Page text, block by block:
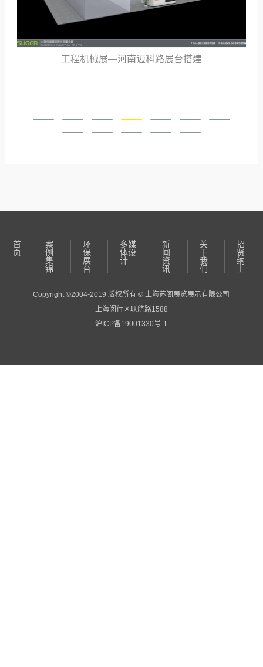
工程机械展—河南迈科路展台搭建
首
页
案
例
集
锦
环
保
展
台
多媒
体设
计
新
闻
资
讯
关
于
我
们
招
贤
纳
士
Copyright ©2004-2019 版权所有 © 上海苏阁展览展示有限公司
上海闵行区联航路1588
沪ICP备19001330号-1